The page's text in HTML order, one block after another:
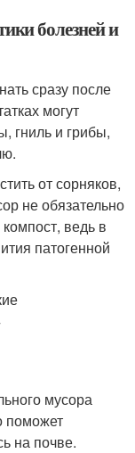
болезней и
сразу после
могут
гниль и грибы,
от сорняков,
не обязательно
ведь в
патогенной
мусора
поможет
на почве.